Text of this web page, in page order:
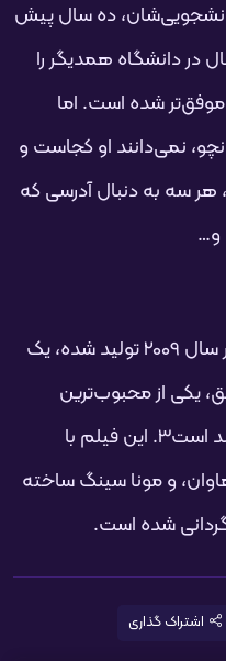
ده سال پیش
در دانشگاه همدیگر را
موفق‌تر شده است. اما
نمی‌دانند او کجاست و
هر سه به دنبال آدرسی که
و…
فیلم سه احمق (3 Idiots)، که در سال 2009 تولید شده، یک
یکی از محبوب‌ترین
کمدی‌های بالیوودی در خارج از هند است3. این فیلم با
و مونا سینگ ساخته
شده است.
اشتراک گذاری